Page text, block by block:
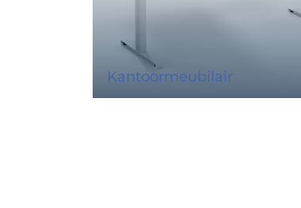
Kantoormeubilair